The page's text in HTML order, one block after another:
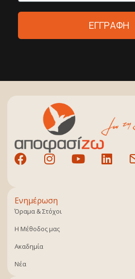
ΕΓΓΡΑΦΗ
Ενημέρωση
Όραμα & Στόχοι
Η Μέθοδος μας
Ακαδημία
Νέα